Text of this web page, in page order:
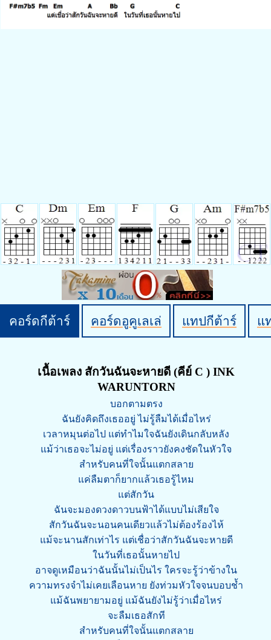
คอร์ดกีต้าร์ คอร์ดอูคูเลเล่ แทปกีต้าร์ แ
เนื้อเพลง สักวันฉันจะหายดี (คีย์ C ) INK
WARUNTORN
บอกตามตรง
ฉันยังคิดถึงเธออยู่ ไม่รู้ลืมได้เมื่อไหร่
เวลาหมุนต่อไป แต่ทำไมใจฉันยังเดินกลับหลัง
แม้ว่าเธอจะไม่อยู่ แต่เรื่องราวยังคงชัดในหัวใจ
สำหรับคนที่ใจนั้นแตกสลาย
แค่ลืมตาก็ยากแล้วเธอรู้ไหม
แต่สักวัน
ฉันจะมองดวงดาวบนฟ้าได้แบบไม่เสียใจ
สักวันฉันจะนอนคนเดียวแล้วไม่ต้องร้องไห้
แม้จะนานสักเท่าไร แต่เชื่อว่าสักวันฉันจะหายดี
ในวันที่เธอนั้นหายไป
อาจดูเหมือนว่าฉันนั้นไม่เป็นไร ใครจะรู้ว่าข้างใน
ความทรงจำไม่เคยเลือนหาย ยังท่วมหัวใจจนบอบช้ำ
แม้ฉันพยายามอยู่ แม้ฉันยังไม่รู้ว่าเมื่อไหร่
จะลืมเธอสักที
สำหรับคนที่ใจนั้นแตกสลาย